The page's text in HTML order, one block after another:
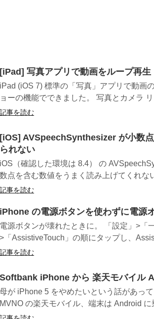
[iPad] 写真アプリで動画をループ再生
iPad (iOS 7) 標準の「写真」アプリで動画
ョーの機能でできました。 写真とカメラ
記事を読む
[iOS] AVSpeechSynthesizer が小数
られない
iOS（確認した環境は 8.4） の
数点を含む数値をうまく読み上げてくれな
記事を読む
iPhone の電源ボタンを使わずに電源
電源ボタンが壊れたときに。 「設定」>「
>「AssistiveTouch」の順にタップし、
記事を読む
Softbank iPhone から 楽天モバイル
母が iPhone 5 をやめたいという話があっ
MVNO の楽天モバイル、端末は Android に